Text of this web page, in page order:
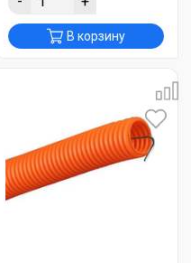
В корзину